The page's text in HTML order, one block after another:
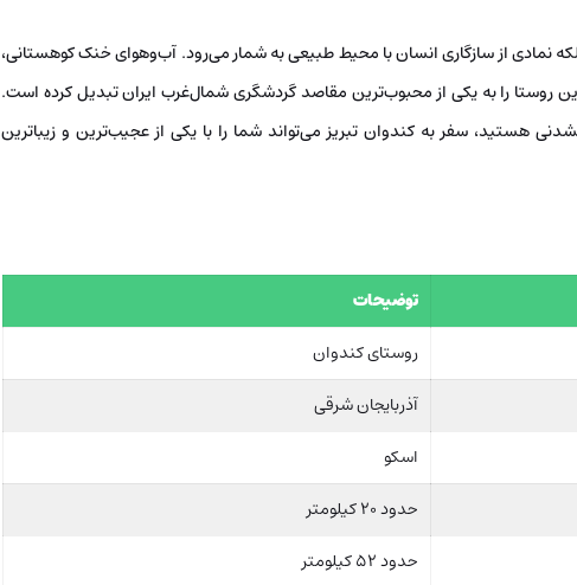
نمادی از سازگاری انسان با محیط طبیعی به شمار می‌رود. آب‌وهوای خنک کوهستانی،
روستا را به یکی از محبوب‌ترین مقاصد گردشگری شمال‌غرب ایران تبدیل کرده است.
هستید، سفر به کندوان تبریز می‌تواند شما را با یکی از عجیب‌ترین و زیباترین
توضیحات
روستای کندوان
آذربایجان شرقی
اسکو
حدود ۲۰ کیلومتر
حدود ۵۲ کیلومتر